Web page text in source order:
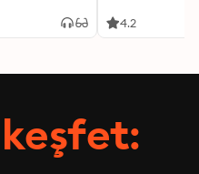
4.2
keşfet: